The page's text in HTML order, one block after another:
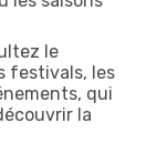
le
festivals, les
qui
la